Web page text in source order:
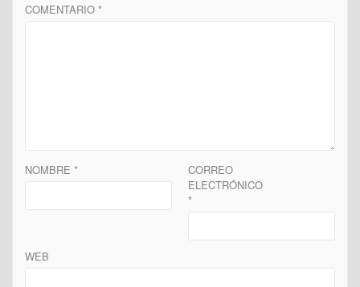
COMENTARIO *
NOMBRE *
CORREO
ELECTRÓNICO
*
WEB